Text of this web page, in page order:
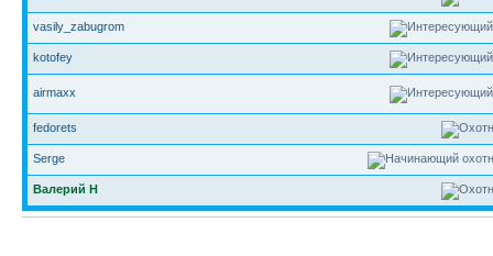
vasily_zabugrom
kotofey
airmaxx
fedorets
Serge
Валерий Н